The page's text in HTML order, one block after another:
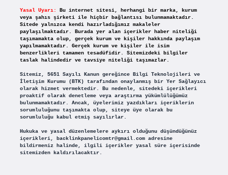
Yasal Uyarı:
Bu internet sitesi, herhangi bir marka, kurum
veya şahıs şirketi ile hiçbir bağlantısı bulunmamaktadır.
Sitede yalnızca kendi hazırladığımız makaleler
paylaşılmaktadır. Burada yer alan içerikler haber niteliği
taşımamakta olup, gerçek kurum ve kişiler hakkında paylaşım
yapılmamaktadır. Gerçek kurum ve kişiler ile isim
benzerlikleri tamamen tesadüfidir. Sitemizdeki bilgiler
taslak halindedir ve tavsiye niteliği taşımazlar.
Sitemiz, 5651 Sayılı Kanun gereğince Bilgi Teknolojileri ve
İletişim Kurumu (BTK) tarafından onaylanmış bir Yer Sağlayıcı
olarak hizmet vermektedir. Bu nedenle, sitedeki içerikleri
proaktif olarak denetleme veya araştırma yükümlülüğümüz
bulunmamaktadır. Ancak, üyelerimiz yazdıkları içeriklerin
sorumluluğunu taşımakta olup, siteye üye olarak bu
sorumluluğu kabul etmiş sayılırlar.
Hukuka ve yasal düzenlemelere aykırı olduğunu düşündüğünüz
içerikleri, backlinkpanelicomtr@gmail.comadresine
bildirmeniz halinde, ilgili içerikler yasal süre içerisinde
sitemizden kaldırılacaktır.